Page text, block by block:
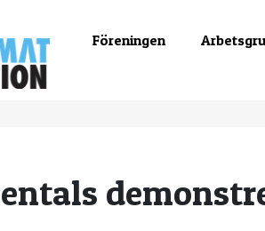
Föreningen